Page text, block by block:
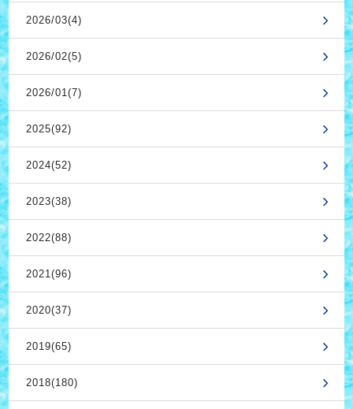
2026/03(4)
2026/02(5)
2026/01(7)
2025(92)
2024(52)
2023(38)
2022(88)
2021(96)
2020(37)
2019(65)
2018(180)